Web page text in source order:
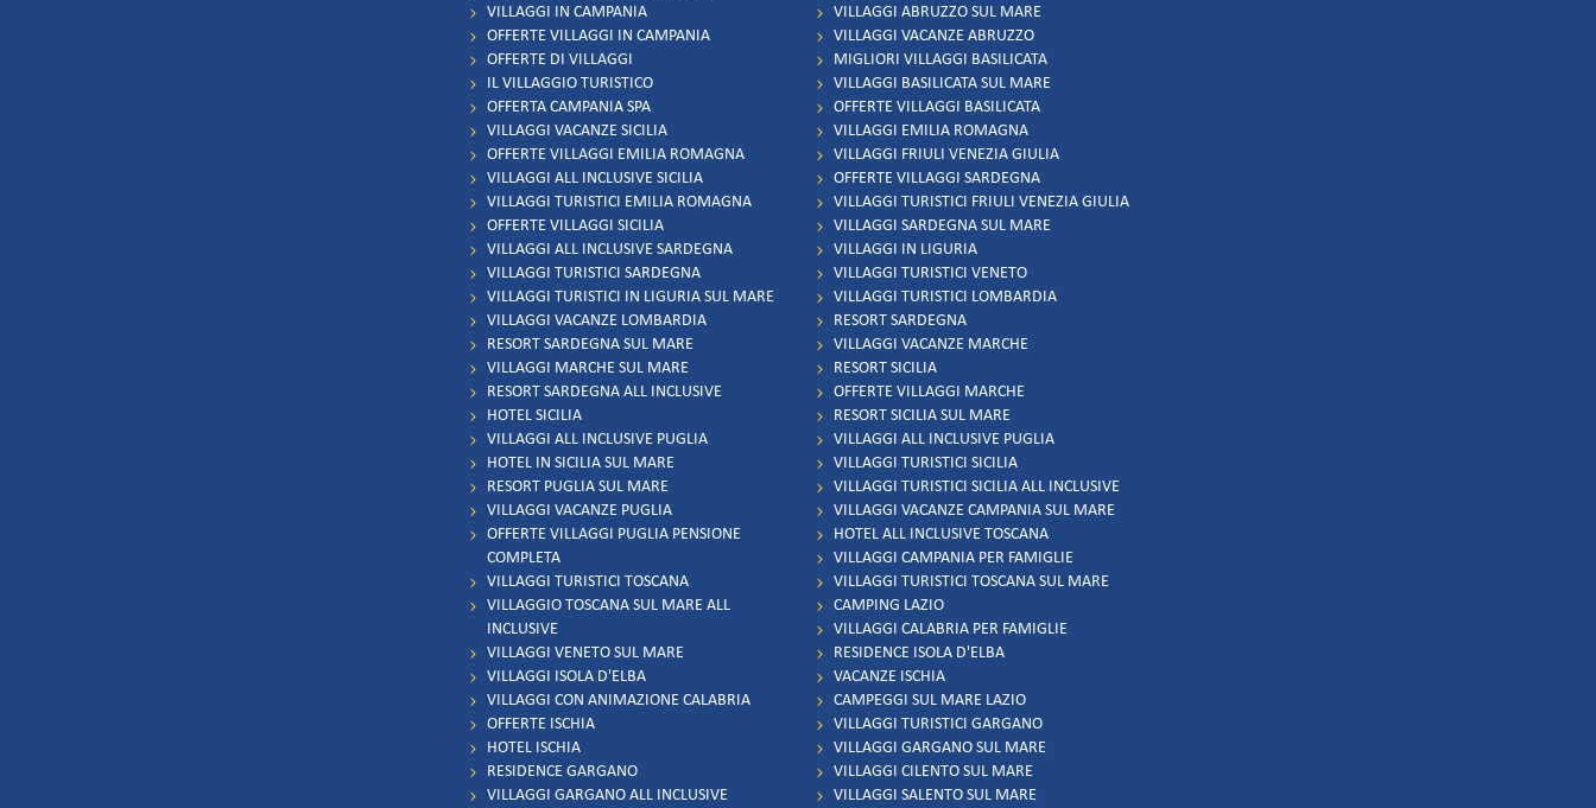
VILLAGGI IN CAMPANIA
OFFERTE VILLAGGI IN CAMPANIA
OFFERTE DI VILLAGGI
IL VILLAGGIO TURISTICO
OFFERTA CAMPANIA SPA
VILLAGGI VACANZE SICILIA
OFFERTE VILLAGGI EMILIA ROMAGNA
VILLAGGI ALL INCLUSIVE SICILIA
VILLAGGI TURISTICI EMILIA ROMAGNA
OFFERTE VILLAGGI SICILIA
VILLAGGI ALL INCLUSIVE SARDEGNA
VILLAGGI TURISTICI SARDEGNA
VILLAGGI TURISTICI IN LIGURIA SUL MARE
VILLAGGI VACANZE LOMBARDIA
RESORT SARDEGNA SUL MARE
VILLAGGI MARCHE SUL MARE
RESORT SARDEGNA ALL INCLUSIVE
HOTEL SICILIA
VILLAGGI ALL INCLUSIVE PUGLIA
HOTEL IN SICILIA SUL MARE
RESORT PUGLIA SUL MARE
VILLAGGI VACANZE PUGLIA
OFFERTE VILLAGGI PUGLIA PENSIONE
COMPLETA
VILLAGGI TURISTICI TOSCANA
VILLAGGIO TOSCANA SUL MARE ALL
INCLUSIVE
VILLAGGI VENETO SUL MARE
VILLAGGI ISOLA D'ELBA
VILLAGGI CON ANIMAZIONE CALABRIA
OFFERTE ISCHIA
HOTEL ISCHIA
RESIDENCE GARGANO
VILLAGGI GARGANO ALL INCLUSIVE
VILLAGGI ABRUZZO SUL MARE
VILLAGGI VACANZE ABRUZZO
MIGLIORI VILLAGGI BASILICATA
VILLAGGI BASILICATA SUL MARE
OFFERTE VILLAGGI BASILICATA
VILLAGGI EMILIA ROMAGNA
VILLAGGI FRIULI VENEZIA GIULIA
OFFERTE VILLAGGI SARDEGNA
VILLAGGI TURISTICI FRIULI VENEZIA GIULIA
VILLAGGI SARDEGNA SUL MARE
VILLAGGI IN LIGURIA
VILLAGGI TURISTICI VENETO
VILLAGGI TURISTICI LOMBARDIA
RESORT SARDEGNA
VILLAGGI VACANZE MARCHE
RESORT SICILIA
OFFERTE VILLAGGI MARCHE
RESORT SICILIA SUL MARE
VILLAGGI ALL INCLUSIVE PUGLIA
VILLAGGI TURISTICI SICILIA
VILLAGGI TURISTICI SICILIA ALL INCLUSIVE
VILLAGGI VACANZE CAMPANIA SUL MARE
HOTEL ALL INCLUSIVE TOSCANA
VILLAGGI CAMPANIA PER FAMIGLIE
VILLAGGI TURISTICI TOSCANA SUL MARE
CAMPING LAZIO
VILLAGGI CALABRIA PER FAMIGLIE
RESIDENCE ISOLA D'ELBA
VACANZE ISCHIA
CAMPEGGI SUL MARE LAZIO
VILLAGGI TURISTICI GARGANO
VILLAGGI GARGANO SUL MARE
VILLAGGI CILENTO SUL MARE
VILLAGGI SALENTO SUL MARE